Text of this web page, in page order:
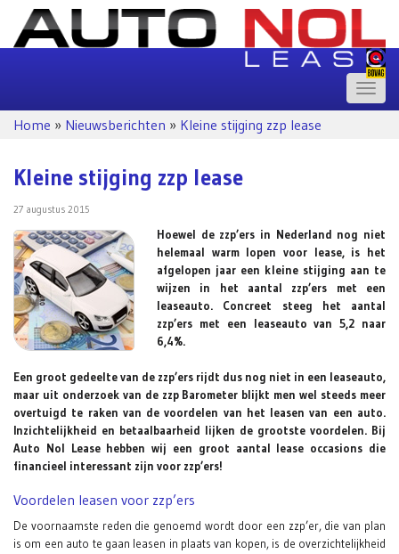
Toggle
Home » Nieuwsberichten » Kleine stijging zzp lease
Kleine stijging zzp lease
27 augustus 2015
Hoewel de zzp’ers in Nederland nog niet
helemaal warm lopen voor lease, is het
afgelopen jaar een kleine stijging aan te
wijzen in het aantal zzp’ers met een
leaseauto. Concreet steeg het aantal
zzp’ers met een leaseauto van 5,2 naar
6,4%.
Een groot gedeelte van de zzp’ers rijdt dus nog niet in een leaseauto,
maar uit onderzoek van de zzp Barometer blijkt men wel steeds meer
overtuigd te raken van de voordelen van het leasen van een auto.
Inzichtelijkheid en betaalbaarheid lijken de grootste voordelen. Bij
Auto Nol Lease hebben wij een groot aantal lease occasions die
financieel interessant zijn voor zzp’ers!
Voordelen leasen voor zzp’ers
De voornaamste reden die genoemd wordt door een zzp’er, die van plan
is om een auto te gaan leasen in plaats van kopen, is de overzichtelijkheid